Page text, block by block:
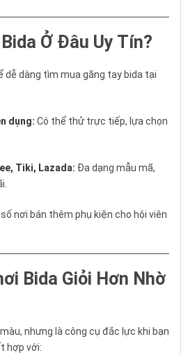
Ở Đâu Uy Tín?
dễ dàng tìm mua găng tay bida tại
dụng: Có thể thử trực tiếp, lựa chọn
Tiki, Lazada: Đa dạng mẫu mã,
nơi bán thêm phụ kiện cho hội viên
Bida Giỏi Hơn Nhờ
nhưng là công cụ đắc lực khi bạn
hợp với: